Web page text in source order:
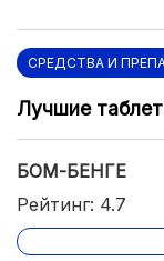
СРЕДСТВА И
Лучшие
БОМ-БЕНГЕ
Рейтинг: 4.7